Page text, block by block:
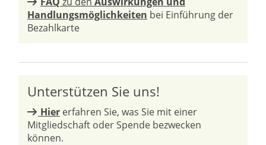
Handlungsmöglichkeiten bei Einführung der
Bezahlkarte
Unterstützen Sie uns!
Hier erfahren Sie, was Sie mit einer
Mitgliedschaft oder Spende bezwecken
können.